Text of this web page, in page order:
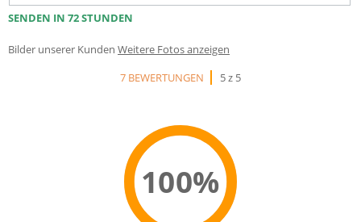
SENDEN IN 72 STUNDEN
Bilder unserer Kunden Weitere Fotos anzeigen
7 BEWERTUNGEN
5 z 5
100%